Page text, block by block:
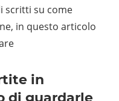
scritti su come
in questo articolo
in
di guardarle